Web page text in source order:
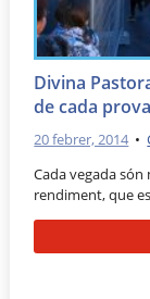
Divina
de cada
20 febrer, 2014 •
Cada vegada
rendiment, que